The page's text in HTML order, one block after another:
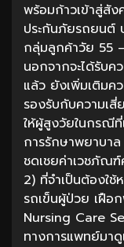
พร้อมก้าวเข้าสู่สั
ประกันภัยรถยนต์
กลุ่มลูกค้าวัย 55
นอกจากจะได้รับค
แล้ว ยังเพิ่มเติมค
รองรับกับความเสี่
ให้ผู้สูงวัยในกรณี
การรักษาพยาบา
ชดเชยค่าเวชภัณ
2) ที่จำเป็นต้องใช้
รถเข็นผู้ป่วย เฝื
Nursing Care
ทางการแพทย์มา